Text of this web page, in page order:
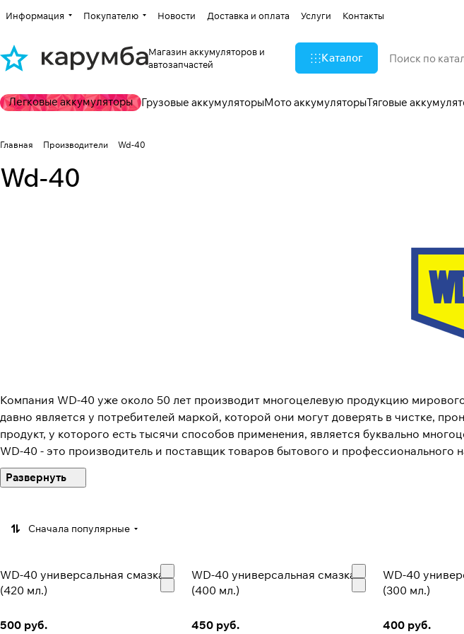
Информация Покупателю Новости Доставка и оплата Услуги Контакты
Магазин аккумуляторов и
автозапчастей
Каталог
Легковые аккумуляторы Грузовые аккумуляторыМото аккумуляторыТяговые
Главная Производители Wd-40
Wd-40
Компания WD-40 уже около 50 лет производит многоцелевую продукцию
давно является у потребителей маркой, которой они могут доверять в чистке,
продукт, у которого есть тысячи способов применения, является буквально
WD-40 - это производитель и поставщик товаров бытового и профессионального
ожидания самых взыскательных потребителей. Продукция компании может быть
миру. Компания всегда посвящала себя разработке марок, которые были бы
здоровый дискомфорт существующим положением вещей, чтобы двигаться вперед.
персональную ответственность в получении результатов для повышения
Штаб-квартира компании размещается в Сан Диего, Калифорния, США, и офисы,
Сначала популярные
WD-40 универсальная смазка
(420 мл.)
500 руб.
WD-40 универсальная смазка
(400 мл.)
450 руб.
WD-40
(300 мл.)
400 руб.